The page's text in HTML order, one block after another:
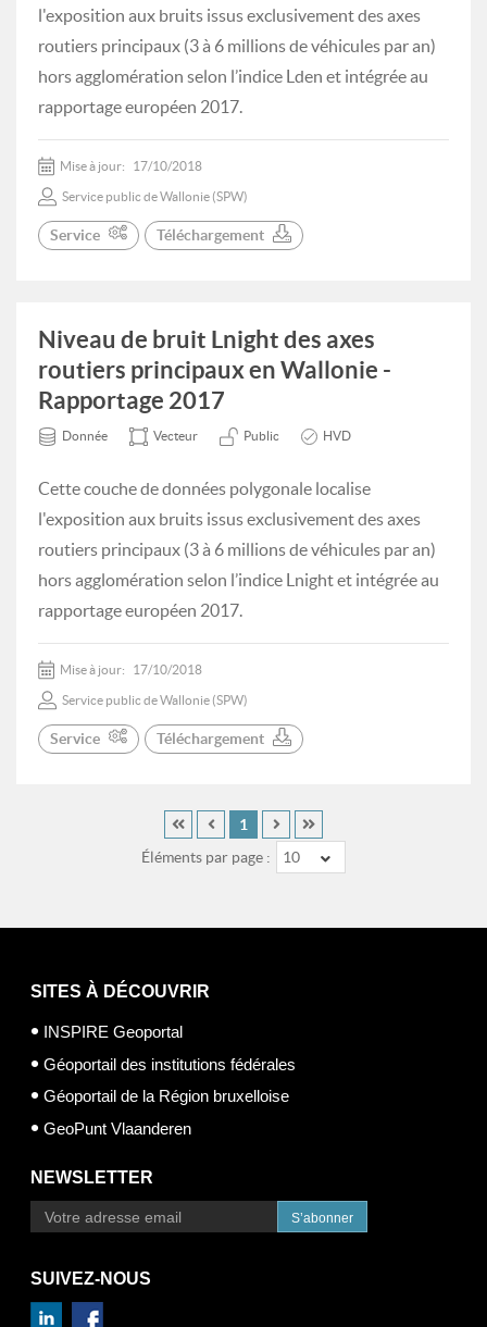
l'exposition aux bruits issus exclusivement des axes
routiers principaux (3 à 6 millions de véhicules par an)
hors agglomération selon l’indice Lden et intégrée au
rapportage européen 2017.
Mise à jour: 17/10/2018
Service public de Wallonie (SPW)
Service Téléchargement
Niveau de bruit Lnight des axes
routiers principaux en Wallonie -
Rapportage 2017
Donnée Vecteur Public HVD
Cette couche de données polygonale localise
l'exposition aux bruits issus exclusivement des axes
routiers principaux (3 à 6 millions de véhicules par an)
hors agglomération selon l’indice Lnight et intégrée au
rapportage européen 2017.
Mise à jour: 17/10/2018
Service public de Wallonie (SPW)
Service Téléchargement
Éléments par page : 10
1
SITES À DÉCOUVRIR
INSPIRE Geoportal
Géoportail des institutions fédérales
Géoportail de la Région bruxelloise
GeoPunt Vlaanderen
NEWSLETTER
S’abonner
SUIVEZ-NOUS